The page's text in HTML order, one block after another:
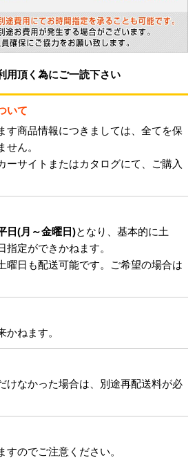
用頂く為にご一読下さい
いて
す商品情報につきましては、全てを保
ん。
ーサイトまたはカタログにて、ご購入
日(月～金曜日)となり、基本的に土
定ができかねます。
曜日も配送可能です。ご希望の場合は
ねます。
けなかった場合は、別途再配送料が必
のでご注意ください。